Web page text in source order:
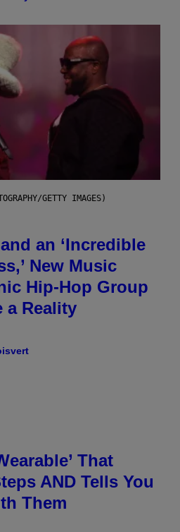
GETTY IMAGES)
an ‘Incredible
New Music
Hip-Hop Group
a Reality
That
AND Tells You
Them